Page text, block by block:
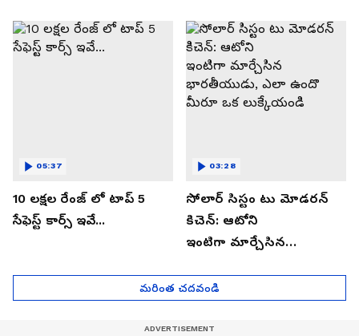
10 లక్షల రేంజ్ లో టాప్ 5
సేఫెస్ట్ కార్స్ ఇవే...
05:37
సోలార్ సిస్టం టు మోడరన్
కిచెన్: ఆటోని
ఇంటిగా మార్చేసిన
మీరూ ఒక లుక్కేయండి
03:28
మరింత చదవండి